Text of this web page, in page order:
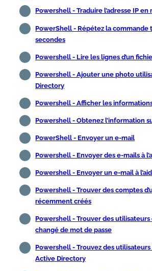
Powershell - Traduire l’adresse IP en
PowerShell - Répétez la commande
secondes
Powershell - Lire les lignes d’un
Powershell - Ajouter une photo
Directory
Powershell - Afficher les
Powershell - Obtenez l’information
PowerShell - Envoyer un e-mail
Powershell - Envoyer des e-mails à
Powershell - Envoyer un e-mail à
Powershell - Trouver des comptes
récemment créés
Powershell - Trouver des utilisateurs
changé de mot de passe
Powershell - Trouvez des utilisateurs
Active Directory